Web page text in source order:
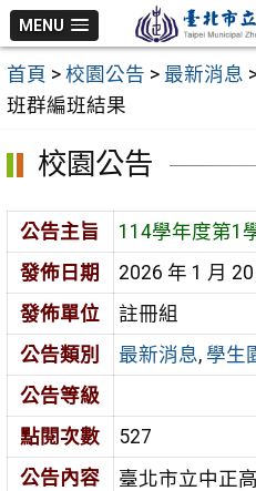
跳
至
主
要
MENU
首頁 > 校園公告 > 最新消息
班群編班結果
校園公告
公告主旨
114學年度第1
發佈日期
2026 年 1 月 20
發佈單位
註冊組
公告類別
最新消息, 學生
公告等級
點閱次數
527
公告內容
臺北市立中正